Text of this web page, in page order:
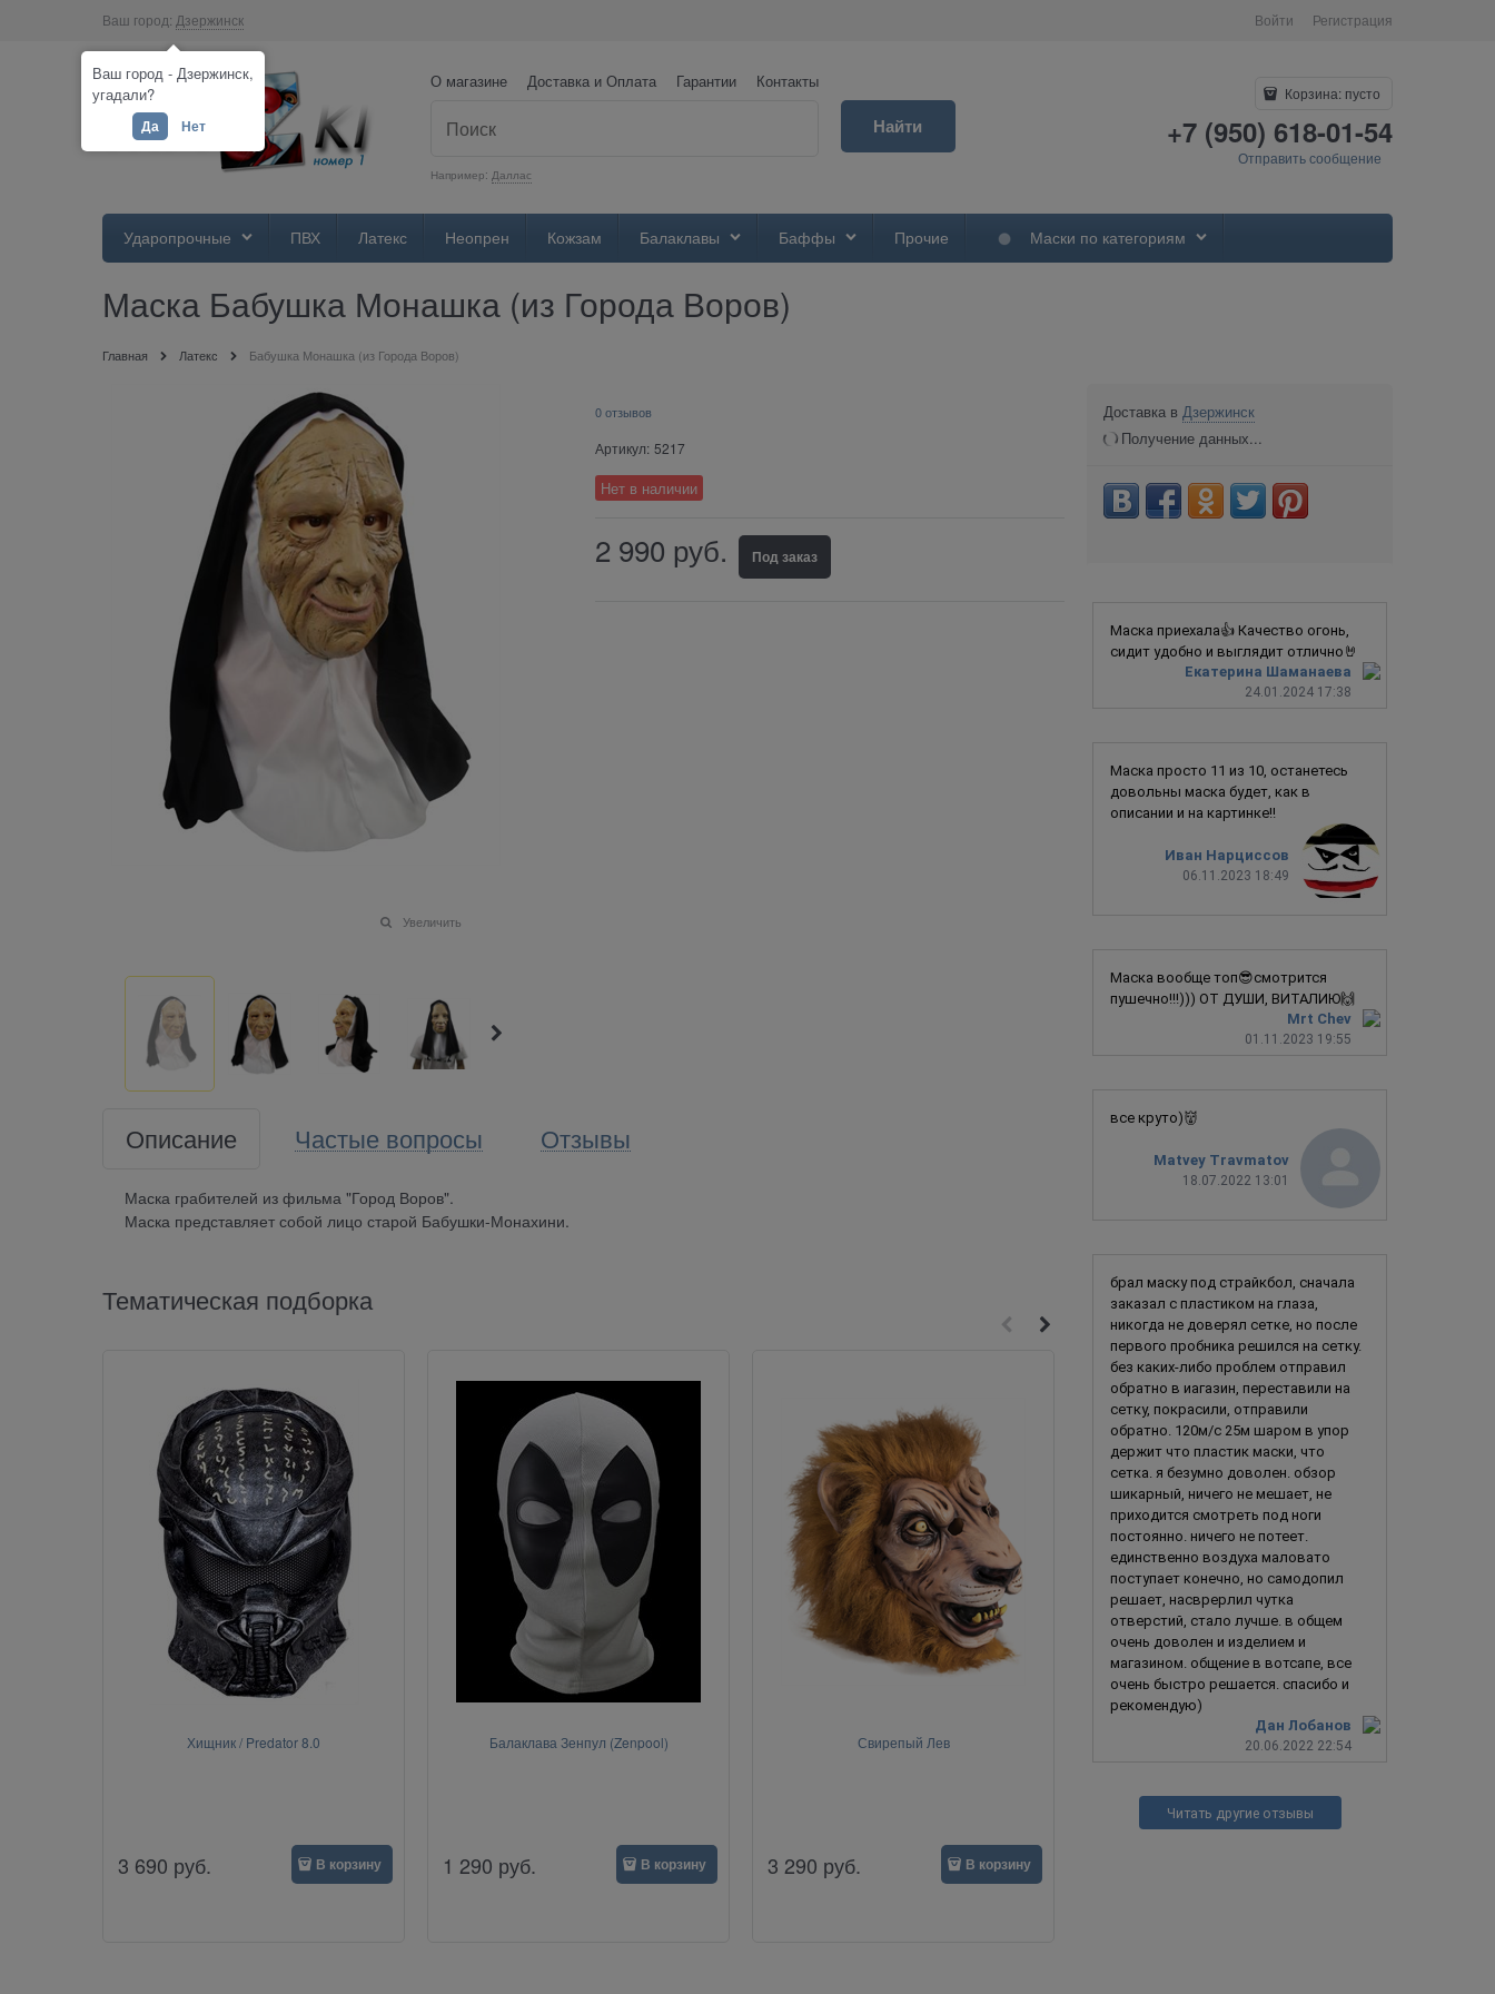
Ваш город: Дзержинск Войти Регистрация
О магазине Доставка и Оплата Гарантии Контакты
Например: Даллас
Найти
Корзина: пусто
+7 (950) 618-01-54
Отправить сообщение
Ударопрочные ПВХ Латекс Неопрен Кожзам Балаклавы Баффы Прочие Маски по категориям
Маска Бабушка Монашка (из Города Воров)
Главная Латекс Бабушка Монашка (из Города Воров)
Увеличить
0 отзывов
Артикул: 5217
Нет в наличии
2 990 руб. Под заказ
Описание Частые вопросы Отзывы
Маска грабителей из фильма "Город Воров".
Маска представляет собой лицо старой Бабушки-Монахини.
Тематическая подборка
Хищник / Predator 8.0
3 690 руб. В корзину
Балаклава Зенпул (Zenpool)
1 290 руб. В корзину
Свирепый Лев
3 290 руб. В корзину
Немезис (Resident Evil)
Новинка
Доставка в Дзержинск
Получение данных...
Екатерина Шаманаева
24.01.2024 17:38
Маска приехала👍 Качество огонь,
сидит удобно и выглядит отлично🤘
Иван Нарциссов
06.11.2023 18:49
Маска просто 11 из 10, останетесь
довольны маска будет, как в
описании и на картинке!!
Mrt Chev
01.11.2023 19:55
Маска вообще топ😎смотрится
пушечно!!!))) ОТ ДУШИ, ВИТАЛИЮ🙌
Matvey Travmatov
18.07.2022 13:01
все круто)👹
Дан Лобанов
20.06.2022 22:54
брал маску под страйкбол, сначала
заказал с пластиком на глаза,
никогда не доверял сетке, но после
первого пробника решился на сетку.
без каких-либо проблем отправил
обратно в иагазин, переставили на
сетку, покрасили, отправили
обратно. 120м/с 25м шаром в упор
держит что пластик маски, что
сетка. я безумно доволен. обзор
шикарный, ничего не мешает, не
приходится смотреть под ноги
постоянно. ничего не потеет.
единственно воздуха маловато
поступает конечно, но самодопил
решает, насврерлил чутка
отверстий, стало лучше. в общем
очень доволен и изделием и
магазином. общение в вотсапе, все
очень быстро решается. спасибо и
рекомендую)
Читать другие отзывы
Ваш город - Дзержинск,
угадали?
Да Нет